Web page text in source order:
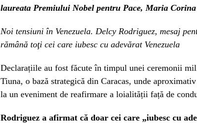
laureata Premiului Nobel pentru Pace, Maria
Noi tensiuni în Venezuela. Delcy Rodriguez, mesaj
rămână toţi cei care iubesc cu adevărat Venezuela
Declarațiile au fost făcute în timpul unei ceremonii
Tiuna, o bază strategică din Caracas, unde
la un eveniment de reafirmare a loialității față de
Rodriguez a afirmat că doar cei care „iubesc cu